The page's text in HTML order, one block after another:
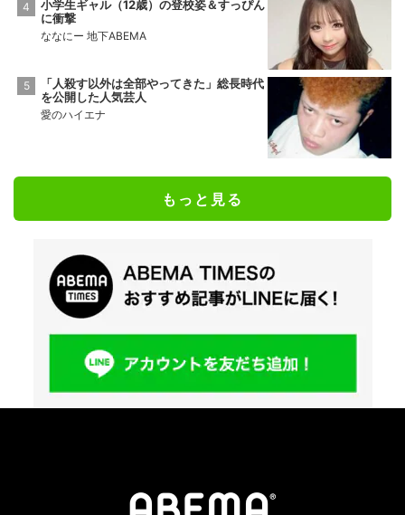
小学生ギャル（12歳）の登校姿＆すっぴん
に衝撃
ななにー 地下ABEMA
「人殺す以外は全部やってきた」総長時代
を公開した人気芸人
愛のハイエナ
もっと見る